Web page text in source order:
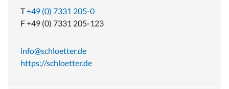
T+49 (0) 7331 205-0
F +49 (0) 7331 205-123
info@schloetter.de
https://schloetter.de